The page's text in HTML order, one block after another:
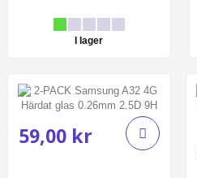
I lager
59,00 kr